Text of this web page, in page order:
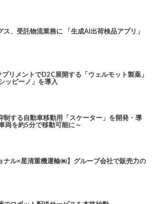
、受託物流業務に 「生成AI出荷検品アプリ」
リメントでD2C展開する「ウェルモット製薬」
ッピーノ」を導入
制する自動車移動用「スケーター」を開発・導
両を約5分で移動可能に～
ナル×星清重機運輸㈱】グループ会社で販売力の